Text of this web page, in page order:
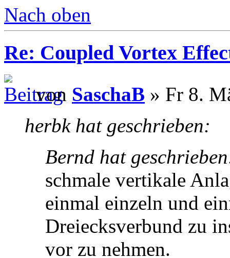
Nach oben
Re: Coupled Vortex
von SaschaB » Fr 8.
herbk hat geschrieben:
Bernd hat
schmale vertikale
einmal einzeln und
Dreiecksverbund zu
vor zu nehmen.